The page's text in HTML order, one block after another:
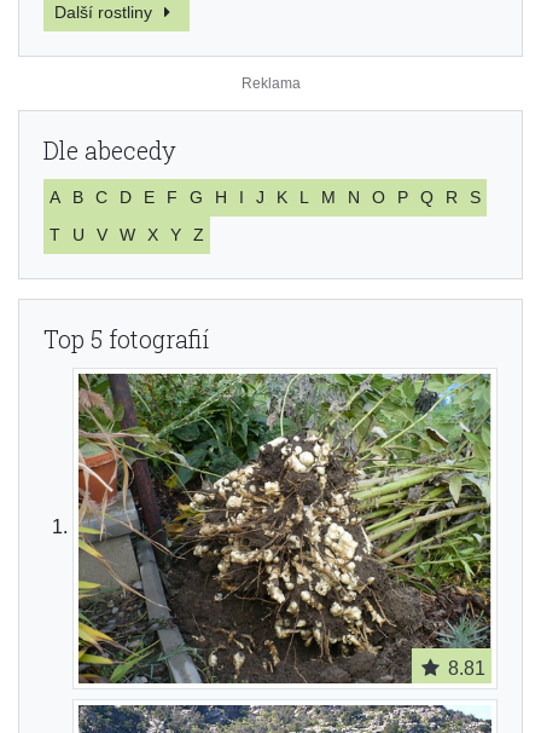
Další rostliny
Dle abecedy
A B C D E F G H I J K L M N O P Q R
S
T
U V W X Y Z
Top 5 fotografií
8.81